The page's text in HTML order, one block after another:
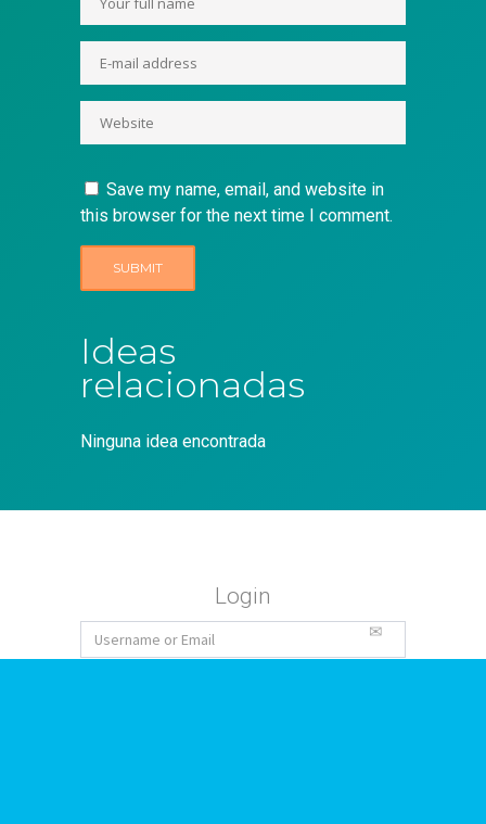
Save my name, email, and website in
this browser for the next time I comment.
Ideas
relacionadas
Ninguna idea encontrada
Login